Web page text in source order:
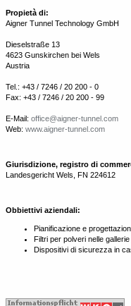
Propietà di:
Aigner Tunnel Technology GmbH
Dieselstraße 13
4623 Gunskirchen bei Wels
Austria
Tel.: +43 / 7246 / 20 200 - 0
Fax: +43 / 7246 / 20 200 - 99
E-Mail: office@aigner-tunnel.com
Web: www.aigner-tunnel.com
Giurisdizione, registro di
Landesgericht Wels, FN 224612
Obbiettivi aziendali:
Pianificazione e
Filtri per polveri nelle
Dispositivi di sicurezza in